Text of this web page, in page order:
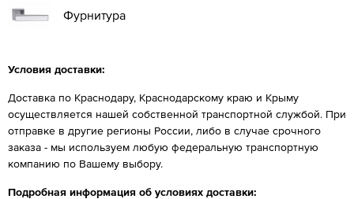
Фурнитура
Условия доставки:
Доставка по Краснодару, Краснодарскому краю и Крыму
осуществляется нашей собственной транспортной службой. При
отправке в другие регионы России, либо в случае срочного
заказа - мы используем любую федеральную транспортную
компанию по Вашему выбору.
Подробная информация об условиях доставки: